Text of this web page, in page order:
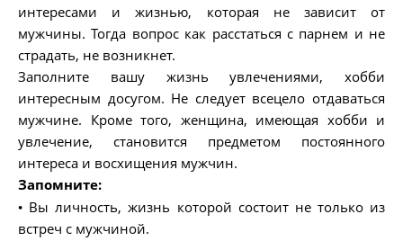
интересами и жизнью, которая не зависит от
мужчины. Тогда вопрос как расстаться с парнем и не
страдать, не возникнет.
Заполните вашу жизнь увлечениями, хобби
интересным досугом. Не следует всецело отдаваться
мужчине. Кроме того, женщина, имеющая хобби и
увлечение, становится предметом постоянного
интереса и восхищения мужчин.
Запомните:
• Вы личность, жизнь которой состоит не только из
встреч с мужчиной.